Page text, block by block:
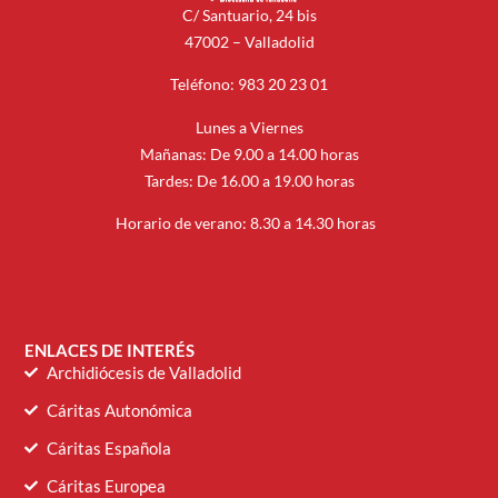
C/ Santuario, 24 bis
47002 – Valladolid
Teléfono: 983 20 23 01
Lunes a Viernes
Mañanas: De 9.00 a 14.00 horas
Tardes: De 16.00 a 19.00 horas
Horario de verano: 8.30 a 14.30 horas
ENLACES DE INTERÉS
Archidiócesis de Valladolid
Cáritas Autonómica
Cáritas Española
Cáritas Europea